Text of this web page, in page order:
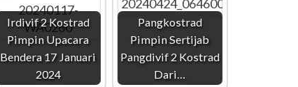
Irdivif 2 Kostrad
Pimpin Upacara
Bendera 17 Januari
2024
Pangkostrad
Pimpin Sertijab
Pangdivif 2 Kostrad
Dari…